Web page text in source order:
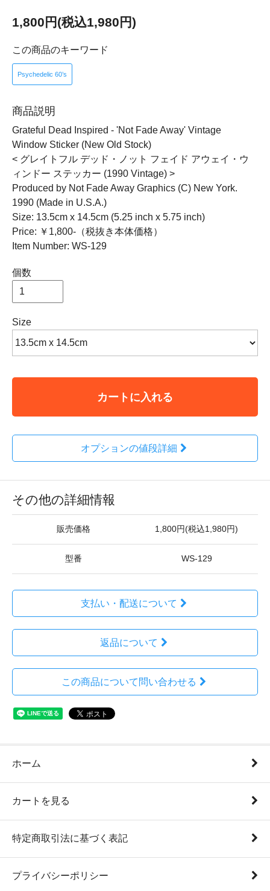
1,800円(税込1,980円)
この商品のキーワード
Psychedelic 60’s
商品説明
Grateful Dead Inspired - 'Not Fade Away' Vintage
Window Sticker (New Old Stock)
< グレイトフル デッド・ノット フェイド アウェイ・ウ
ィンドー ステッカー (1990 Vintage) >
Produced by Not Fade Away Graphics (C) New York.
1990 (Made in U.S.A.)
Size: 13.5cm x 14.5cm (5.25 inch x 5.75 inch)
Price: ￥1,800-（税抜き本体価格）
Item Number: WS-129
個数
Size
カートに入れる
オプションの値段詳細
その他の詳細情報
販売価格 1,800円(税込1,980円)
型番 WS-129
支払い・配送について
返品について
この商品について問い合わせる
ホーム
カートを見る
特定商取引法に基づく表記
プライバシーポリシー